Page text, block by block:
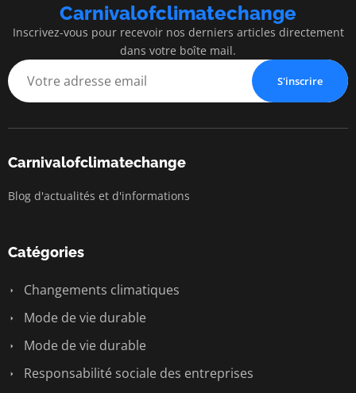
Carnivalofclimatechange
Inscrivez-vous pour recevoir nos derniers articles directement
dans votre boîte mail.
S'inscrire
Carnivalofclimatechange
Blog d'actualités et d'informations
Catégories
Changements climatiques
Mode de vie durable
Mode de vie durable
Responsabilité sociale des entreprises